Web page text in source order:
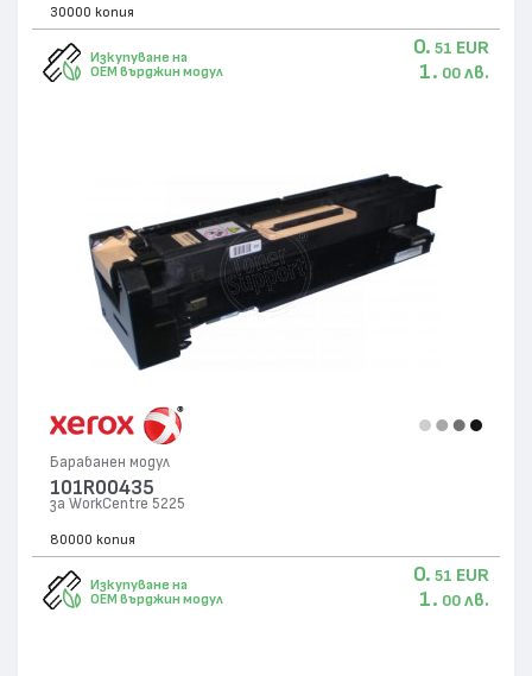
30000 копия
Изкупуване на
OEM върджин модул
0. 51 EUR
1. 00 лв.
Барабанен модул
101R00435
за WorkCentre 5225
80000 копия
Изкупуване на
OEM върджин модул
0. 51 EUR
1. 00 лв.